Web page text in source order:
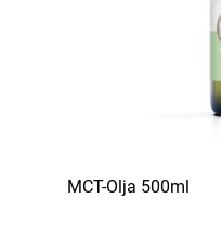
MCT-Olja 500ml